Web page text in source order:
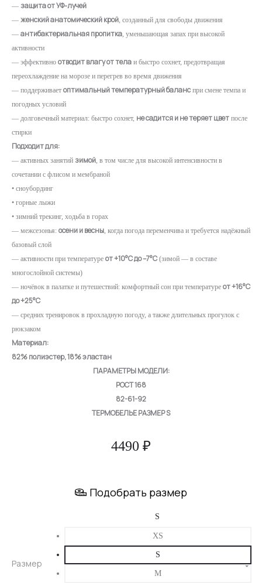
— защита от УФ-лучей
— женский анатомический крой, созданный для свободы движения
— антибактериальная пропитка, уменьшающая запах при высокой
активности
— эффективно отводит влагу от тела и быстро сохнет, предотвращая
переохлаждение на морозе и перегрев во время движения
— поддерживает оптимальный температурный баланс при смене темпа и
погодных условий
— долговечный материал: быстро сохнет, не садится и не теряет цвет после
стирки
Подходит для:
— активных занятий зимой, в том числе для высокой интенсивности в
сочетании с флисом и мембраной
• сноубординг
• горные лыжи
• зимний трекинг, ходьба в горах
— межсезонья: осени и весны, когда погода переменчива и требуется надёжный
базовый слой
— активности при температуре от +10°C до –7°C (зимой — в составе
многослойной системы)
— ночёвок в палатке и путешествий: комфортный сон при температуре от +16°C
до +25°C
— средних тренировок в прохладную погоду, а также длительных прогулок с
рюкзаком
Материал:
82% полиэстер, 18% эластан
ПАРАМЕТРЫ МОДЕЛИ:
РОСТ 168
82-61-92
ТЕРМОБЕЛЬЕ РАЗМЕР S
4490 ₽
Подобрать размер
Размер
XS
S
M